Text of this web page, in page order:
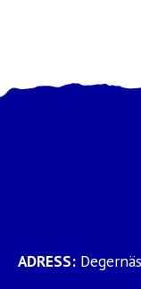
ADRESS: